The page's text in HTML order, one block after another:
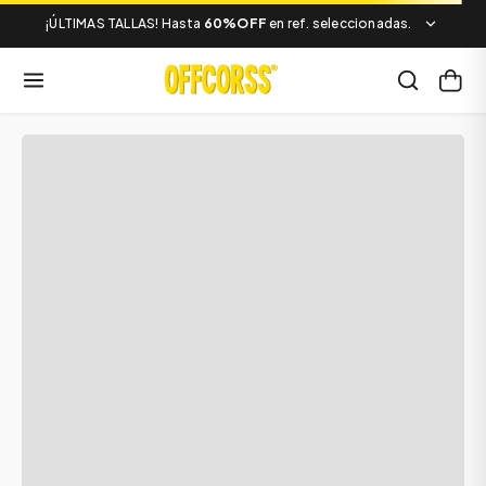
¡ÚLTIMAS TALLAS! Hasta 60%OFF en ref. seleccionadas.